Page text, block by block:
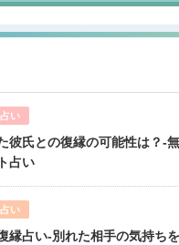
い
彼氏との復縁の可能性は？-
占い
い
縁占い-別れた相手の気持ち